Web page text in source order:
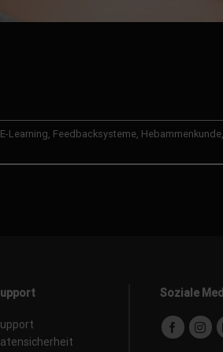
E-Learning Feedbacksysteme Hebammenkunde
Soziale